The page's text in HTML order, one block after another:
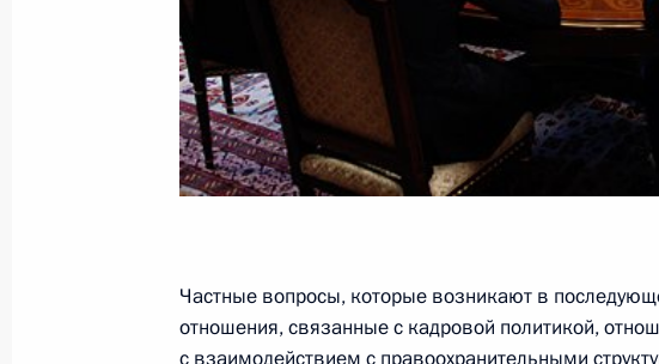
академий и университетов
28 июня 2011 года, 14:00
27 июня 2011 года, понедельник
Частные вопросы, которые возникают в
отношения, связанные с кадровой политикой,
с взаимодействием с правоохранительными